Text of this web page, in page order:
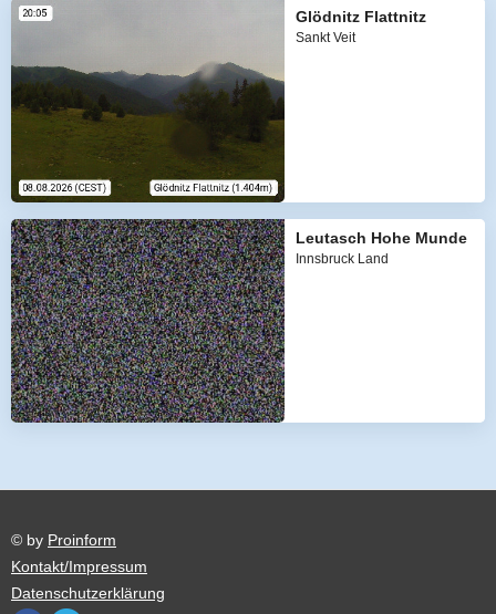
Glödnitz Flattnitz
Sankt Veit
Leutasch Hohe Munde
Innsbruck Land
© by Proinform
Kontakt/Impressum
Datenschutzerklärung